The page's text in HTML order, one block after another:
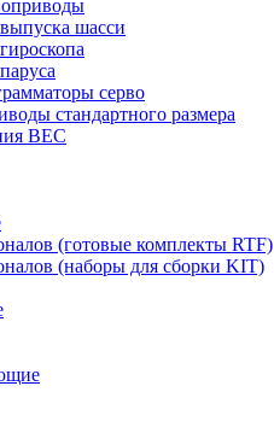
шасси
серво
стандартного размера
BEC
(готовые комплекты RTF)
(наборы для сборки KIT)